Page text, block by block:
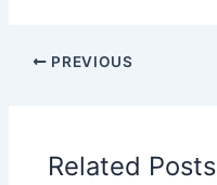
PREVIOUS
Related Posts